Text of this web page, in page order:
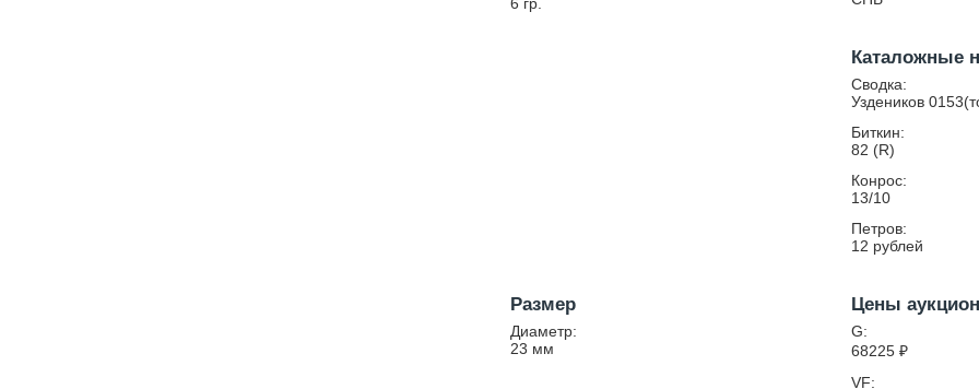
Каталожные
Сводка:
Уздеников
Биткин:
82 (R)
Конрос:
13/10
Петров:
12 рублей
Размер
Диаметр:
23 мм
Цены
G:
68225 ₽
VF: